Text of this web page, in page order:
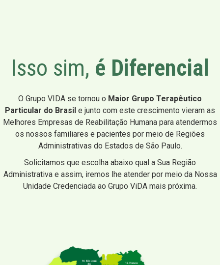
Isso sim, é Diferencial
O Grupo VIDA se tornou o Maior Grupo Terapêutico
Particular do Brasil e junto com este crescimento vieram as
Melhores Empresas de Reabilitação Humana para atendermos
os nossos familiares e pacientes por meio de Regiões
Administrativas do Estados de São Paulo.
Solicitamos que escolha abaixo qual a Sua Região
Administrativa e assim, iremos lhe atender por meio da Nossa
Unidade Credenciada ao Grupo ViDA mais próxima.